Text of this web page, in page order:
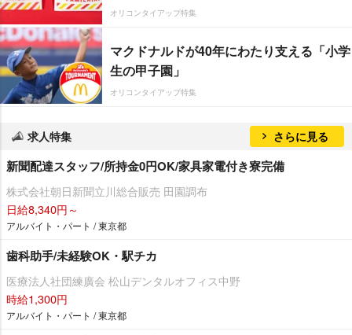
オリコンタイアップ特集
マクドナルドが40年にわたり支える「小学
生の甲子園」
オリコンタイアップ特集
求人特集 さらに見る
新聞配達スタッフ/所持金0円OK/家具家電付き寮完備
株式会社朝日新聞立川総合販売 田園調布
日給8,340円～
アルバイト・パート / 東京都
歯科助手/未経験OK・駅チカ
医療法人社団練廣会 松山デンタルオフィス中野
時給1,300円
アルバイト・パート / 東京都